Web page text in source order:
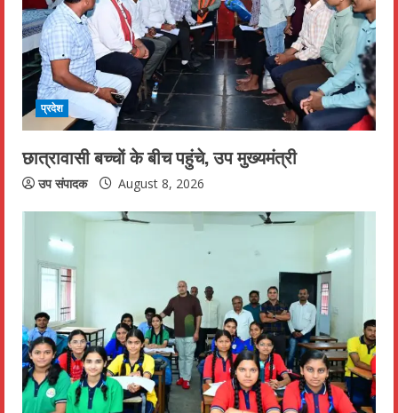
a
d
i
n
g
प्रदेश
छात्रावासी बच्चों के बीच पहुंचे, उप मुख्यमंत्री
उप संपादक August 8, 2026